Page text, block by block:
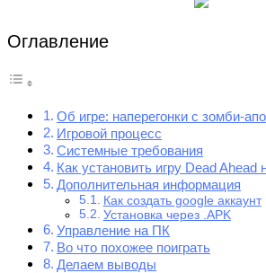
Оглавление
Об игре: наперегонки с зомби-
Игровой процесс
Системные требования
Как установить игру Dead Ahead
Дополнительная информация
Как создать google аккаунт
Установка через .APK
Управление на ПК
Во что похожее поиграть
Делаем выводы